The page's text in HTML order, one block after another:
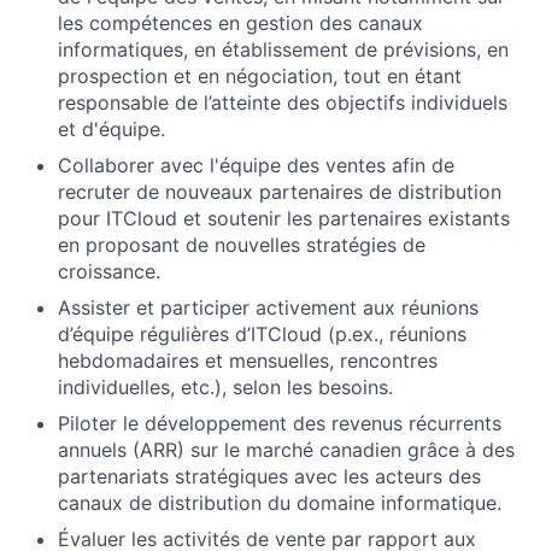
les compétences en gestion des canaux
informatiques, en établissement de prévisions, en
prospection et en négociation, tout en étant
responsable de l’atteinte des objectifs individuels
et d'équipe.
Collaborer avec l'équipe des ventes afin de
recruter de nouveaux partenaires de distribution
pour ITCloud et soutenir les partenaires existants
en proposant de nouvelles stratégies de
croissance.
Assister et participer activement aux réunions
d’équipe régulières d’ITCloud (p.ex., réunions
hebdomadaires et mensuelles, rencontres
individuelles, etc.), selon les besoins.
Piloter le développement des revenus récurrents
annuels (ARR) sur le marché canadien grâce à des
partenariats stratégiques avec les acteurs des
canaux de distribution du domaine informatique.
Évaluer les activités de vente par rapport aux